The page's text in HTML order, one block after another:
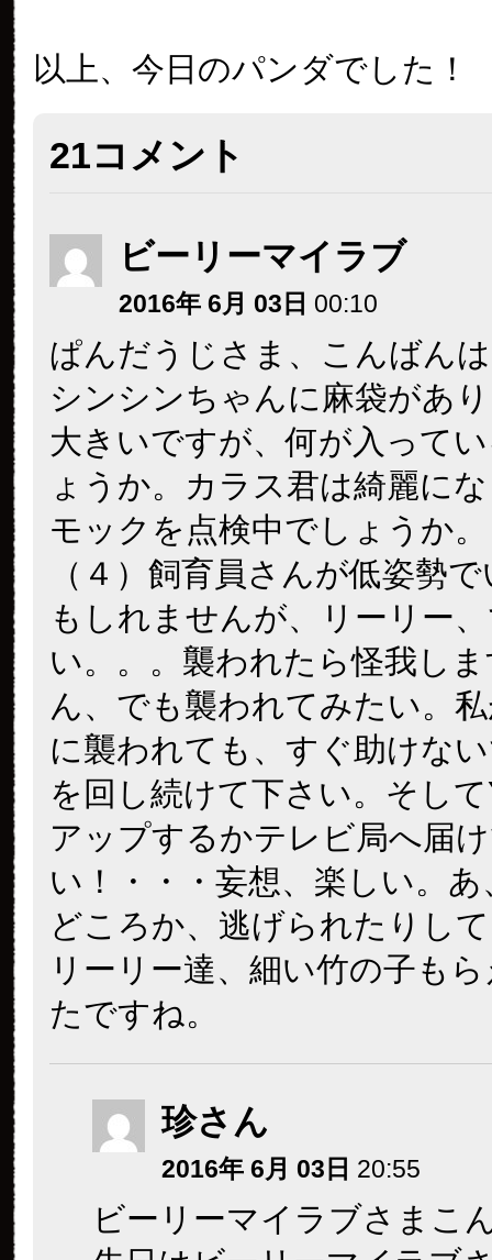
以上、今日のパンダでした！
21コメント
ビーリーマイラブ
2016年 6月 03日 00:10
ぱんだうじさま、こんばん
シンシンちゃんに麻袋があ
大きいですが、何が入って
ょうか。カラス君は綺麗に
モックを点検中でしょうか。
（４）飼育員さんが低姿勢
もしれませんが、リーリー
い。。。襲われたら怪我し
ん、でも襲われてみたい。
に襲われても、すぐ助けな
を回し続けて下さい。そし
アップするかテレビ局へ届
い！・・・妄想、楽しい。
どころか、逃げられたりし
リーリー達、細い竹の子も
たですね。
珍さん
2016年 6月 03日 20:55
ビーリーマイラブさまこ